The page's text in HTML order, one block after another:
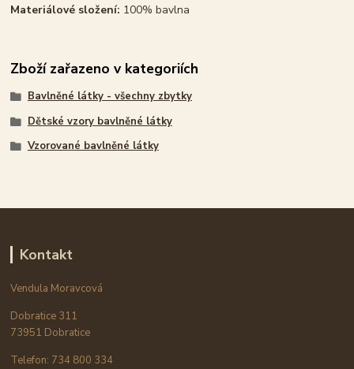
Materiálové složení: 100% bavlna
Zboží zařazeno v kategoriích
Bavlněné látky - všechny zbytky
Dětské vzory bavlněné látky
Vzorované bavlněné látky
Kontakt
Vendula Moravcová
Dobratice 311
73951 Dobratice
Telefon: 734 800 334